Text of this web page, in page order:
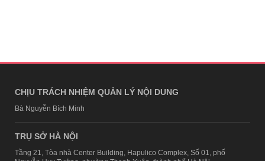
CHỊU TRÁCH NHIỆM QUẢN LÝ NỘI DUNG
Bà Nguyễn Bích Minh
TRỤ SỞ HÀ NỘI
Tầng 21, Tòa nhà Center Building, Hapulico Complex, Số 01, phố